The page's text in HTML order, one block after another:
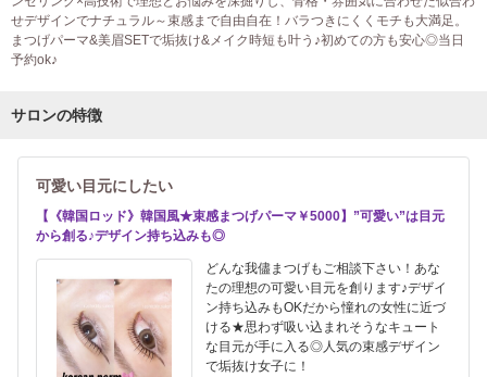
せデザインでナチュラル～束感まで自由自在！バラつきにくくモチも大満足。
まつげパーマ&美眉SETで垢抜け&メイク時短も叶う♪初めての方も安心◎当日
予約ok♪
サロンの特徴
可愛い目元にしたい
【《韓国ロッド》韓国風★束感まつげパーマ￥5000】”可愛い”は目元
から創る♪デザイン持ち込みも◎
どんな我儘まつげもご相談下さい！あな
たの理想の可愛い目元を創ります♪デザイ
ン持ち込みもOKだから憧れの女性に近づ
ける★思わず吸い込まれそうなキュート
な目元が手に入る◎人気の束感デザイン
で垢抜け女子に！